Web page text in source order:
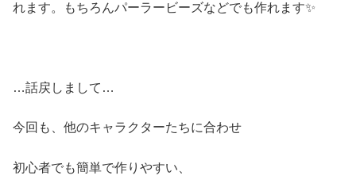
れます。もちろんパーラービーズなどでも作れます✨
…話戻しまして…
今回も、他のキャラクターたちに合わせ
初心者でも簡単で作りやすい、